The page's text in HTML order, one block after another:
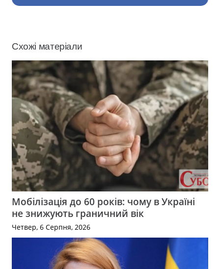
Схожі матеріали
Мобілізація до 60 років: чому в Україні
не знижують граничний вік
Четвер, 6 Серпня, 2026